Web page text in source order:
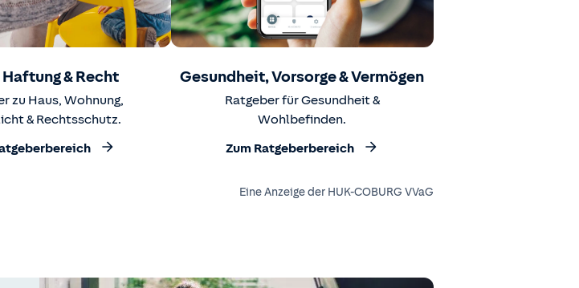
Haftung & Recht
zu Haus, Wohnung,
& Rechtsschutz.
Gesundheit, Vorsorge & Vermögen
Ratgeber für Gesundheit &
Wohlbefinden.
Zum Ratgeberbereich
Eine Anzeige der HUK-COBURG VVaG